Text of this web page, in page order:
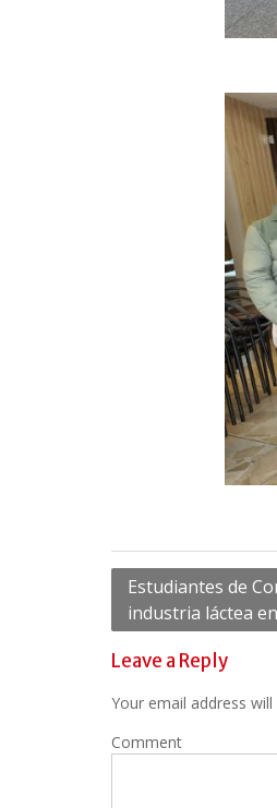
Post
navigation
Estudiantes de
industria láctea
Leave a Reply
Your email address
Comment